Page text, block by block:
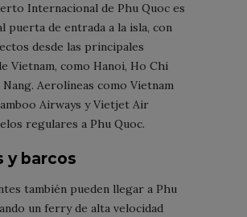
Internacional de Phu Quoc es
puerta de entrada a la isla, con
desde las principales
Vietnam, como Hanoi, Ho Chi
Nang. Aerolíneas como Vietnam
Airways y Vietjet Air
regulares a Phu Quoc.
y barcos
también pueden llegar a Phu
un ferry de alta velocidad